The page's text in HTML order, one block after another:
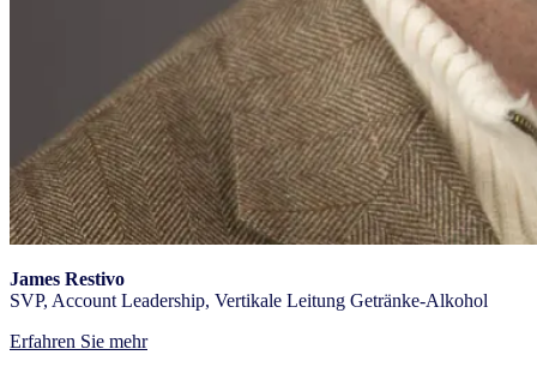
James Restivo
SVP, Account Leadership, Vertikale Leitung Getränke-Alkohol
Erfahren Sie mehr